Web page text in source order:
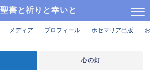
聖書と祈りと幸いと
メディア プロフィール ホセマリア出版
心の灯